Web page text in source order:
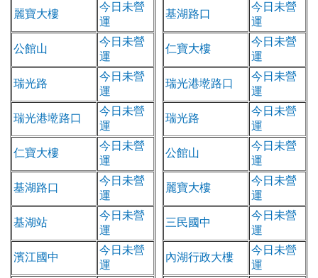
麗寶大樓
今日未營
運
公館山
今日未營
運
瑞光路
今日未營
運
瑞光港墘路口
今日未營
運
仁寶大樓
今日未營
運
基湖路口
今日未營
運
基湖站
今日未營
運
濱江國中
今日未營
運
基湖路口
今日未營
運
仁寶大樓
今日未營
運
瑞光港墘路口
今日未營
運
瑞光路
今日未營
運
公館山
今日未營
運
麗寶大樓
今日未營
運
三民國中
今日未營
運
內湖行政大樓
今日未營
運